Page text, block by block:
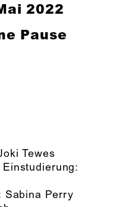
2022
Pause
Tewes
Sabina Perry